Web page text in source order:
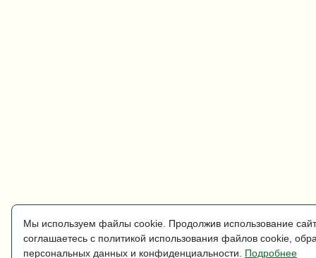
Мы используем файлы cookie. Продолжив использование
соглашаетесь с политикой использования файлов cookie,
персональных данных и конфиденциальности.
Подробнее